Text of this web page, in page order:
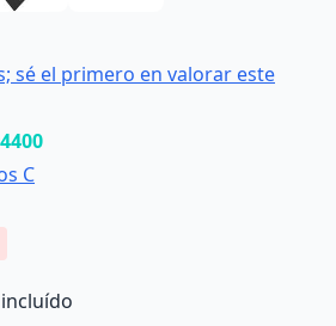
sé el primero en valorar este
C